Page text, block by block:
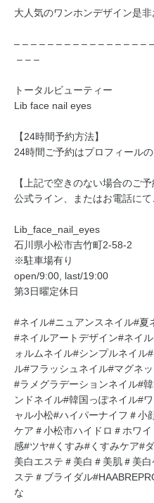
大人気のワンホンデザイン是
– – – – – – – – – – – – – – – –
– – –
トータルビューティー
Lib face nail eyes
【24時間予約方法】
24時間ご予約はプロフィールの
【上記で空きのない場合のご予
公式ライン、またはお電話に
Lib_face_nail_eyes
石川県小松市吉竹町2-58-2
※駐車場有り
open/9:00, last/19:00
第3日曜定休日
#ネイル#ニュアンスネイル#夏
#ネイルアートデザイン#ネイ
ォルムネイル#シンプルネイル
ル#フラッシュネイル#マグネ
#ラメグラデーションネイル#
ンドネイル#韓国っぽネイル#
ャル小松#ハイパーナイフ＃小
ケア＃小松市ハイドロ＃ホワ
感#ツヤ#くすみ#くすみケア#
美白エステ＃美白＃美肌＃美
ステ＃ブライダル
な